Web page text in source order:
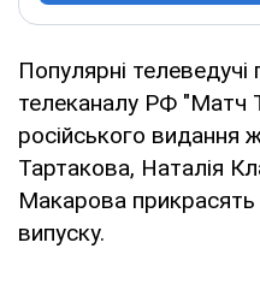
Популярні
телеканалу РФ "Матч
російського видання
Тартакова, Наталія
Макарова
випуску.